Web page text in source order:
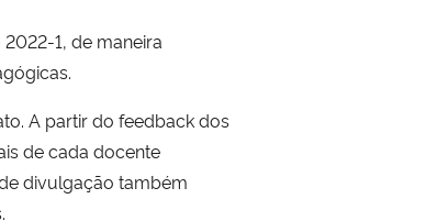
1, de maneira
A partir do feedback dos
de cada docente
divulgação também